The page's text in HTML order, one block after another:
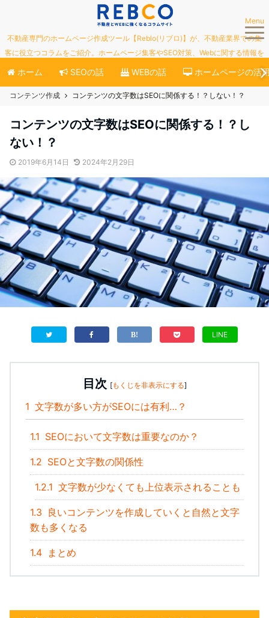
不動産専門のホームページ作成ツール【Reblo(リブロ)】が、不動産業界での集
客に役立つコラムをご紹介。ホームページ集客やSEO対策、Webに関する情報を
ご紹介していきます。
Menu
ホーム SEOの話 WEBの話 ホームページの活
コンテンツ作成 コンテンツの文字数はSEOに関係する！？しない！？
コンテンツの文字数はSEOに関係する！？し
ない！？
2019年6月14日 2024年2月29日
LINE
目次 [もくじを非表示にする]
1 文字数が多い方がSEOには有利…？
1.1 SEOにおいて文字数は重要なのか？
1.2 SEOと文字数の関係性
1.2.1 文字数が少なくても上位表示されることも
1.3 良いコンテンツを作成していくと自然と文字
数も多くなる
1.4 まとめ